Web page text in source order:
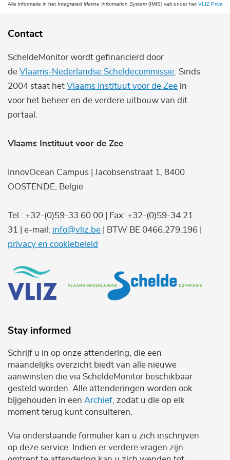
Alle informatie in het Integrated Marine Information System (IMIS) valt onder het VLIZ Privacy
Contact
ScheldeMonitor wordt gefinancierd door
de Vlaams-Nederlandse Scheldecommissie . Sinds
2004 staat het Vlaams Instituut voor de Zee in
voor het beheer en de verdere uitbouw van dit
portaal.
Vlaams Instituut voor de Zee
InnovOcean Campus | Jacobsenstraat 1, 8400
OOSTENDE, België
Tel.: +32-(0)59-33 60 00 | Fax: +32-(0)59-34 21
31 | e-mail: info@vliz.be | BTW BE 0466.279.196 |
privacy en cookiebeleid
Stay informed
Schrijf u in op onze attendering, die een
maandelijks overzicht biedt van alle nieuwe
aanwinsten die via ScheldeMonitor beschikbaar
gesteld worden. Alle attenderingen worden ook
bijgehouden in een Archief , zodat u die op elk
moment terug kunt consulteren.
Via onderstaande formulier kan u zich inschrijven
op deze service. Indien er verdere vragen zijn